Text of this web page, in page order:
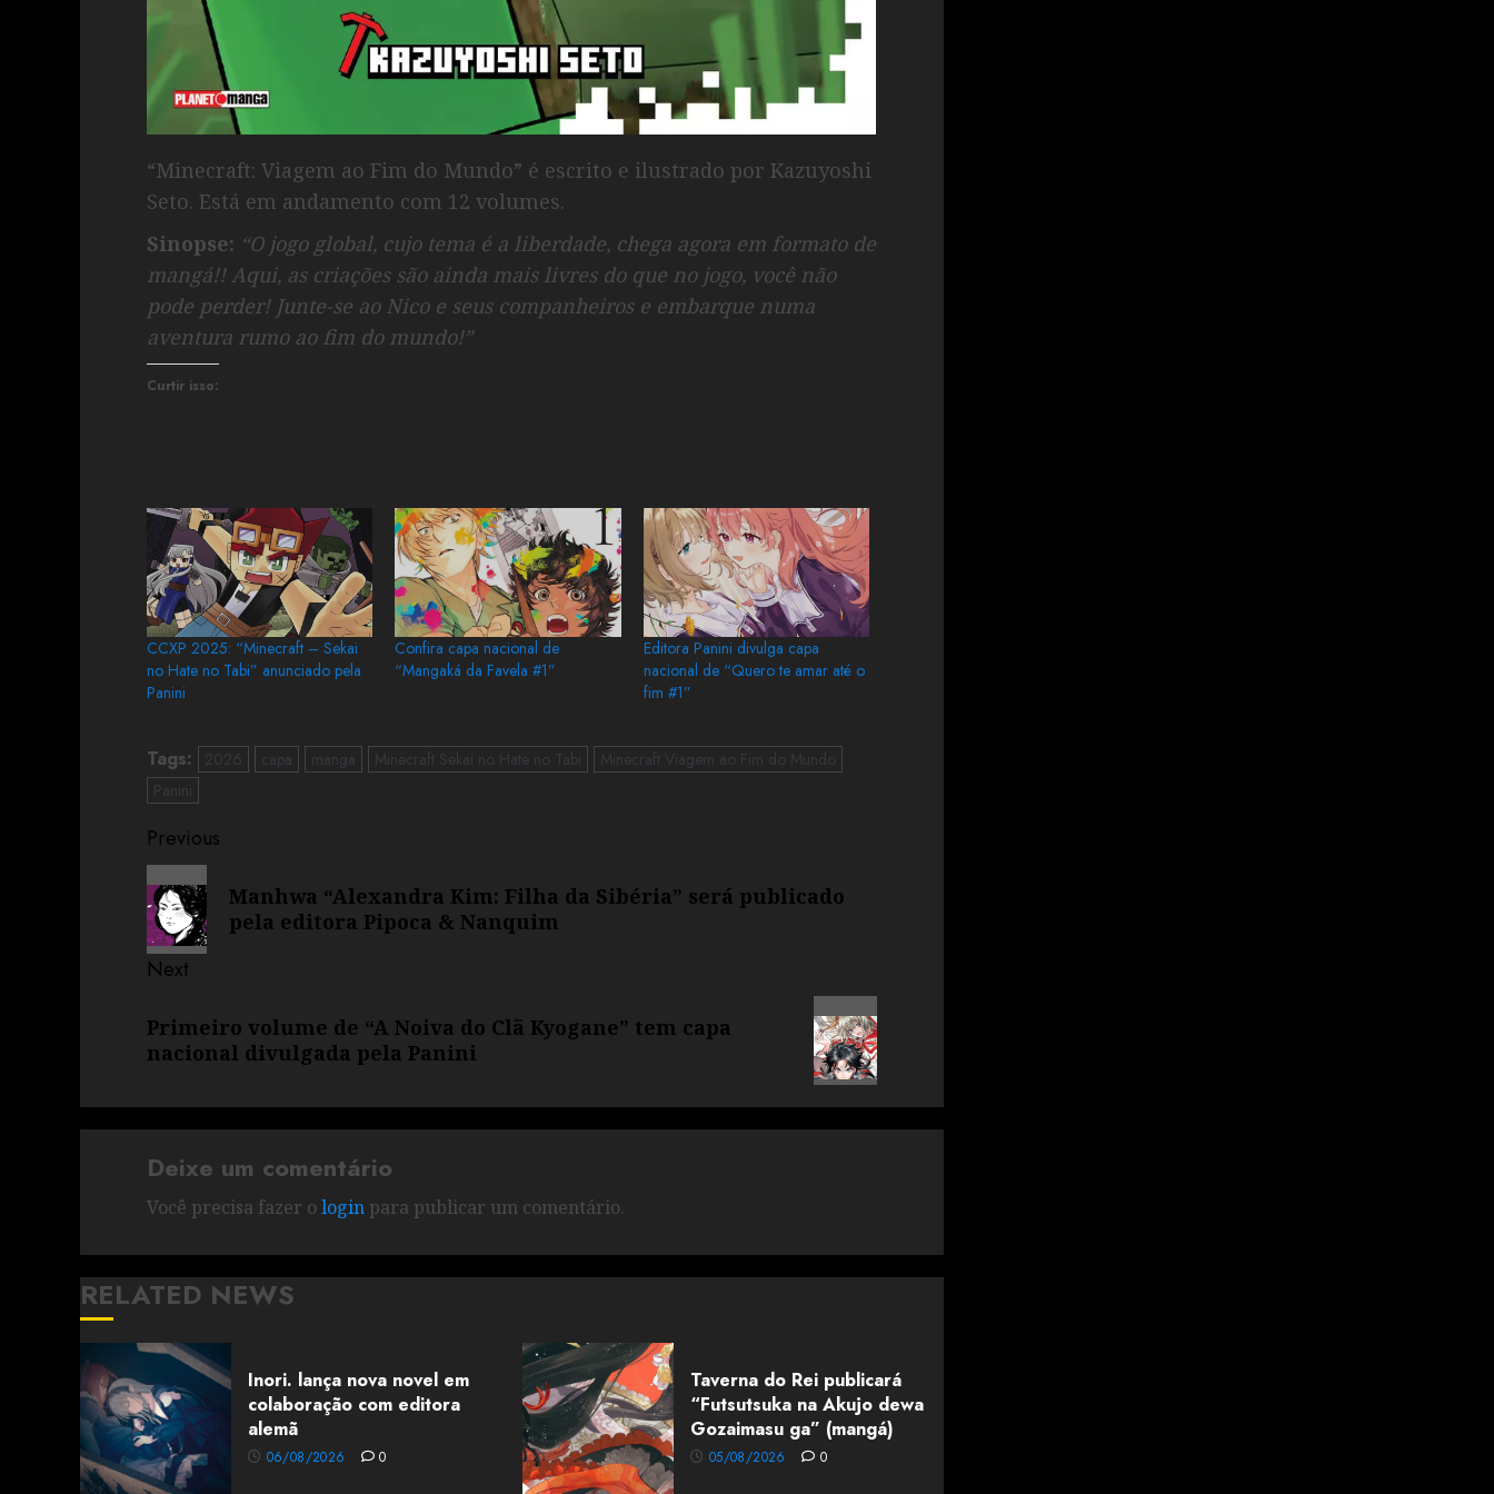
“Minecraft: Viagem ao Fim do Mundo” é escrito e ilustrado por Kazuyoshi
Seto. Está em andamento com 12 volumes.
Sinopse: “O jogo global, cujo tema é a liberdade, chega agora em formato de
mangá!! Aqui, as criações são ainda mais livres do que no jogo, você não
pode perder! Junte-se ao Nico e seus companheiros e embarque numa
aventura rumo ao fim do mundo!”
Curtir isso:
CCXP 2025: “Minecraft – Sekai
no Hate no Tabi” anunciado pela
Panini
Confira capa nacional de
“Mangaká da Favela #1”
Editora Panini divulga capa
nacional de “Quero te amar até o
fim #1”
Tags: 2026 capa manga Minecraft Sekai no Hate no Tabi
Minecraft Viagem ao Fim do Mundo
Panini
Previous
Manhwa “Alexandra Kim: Filha da Sibéria” será publicado
pela editora Pipoca & Nanquim
Next
Primeiro volume de “A Noiva do Clã Kyogane” tem capa
nacional divulgada pela Panini
Deixe um comentário
Você precisa fazer o login para publicar um comentário.
RELATED NEWS
Inori. lança nova novel em
colaboração com editora
alemã
06/08/2026 0
Taverna do Rei publicará
“Futsutsuka na Akujo dewa
Gozaimasu ga” (mangá)
05/08/2026 0